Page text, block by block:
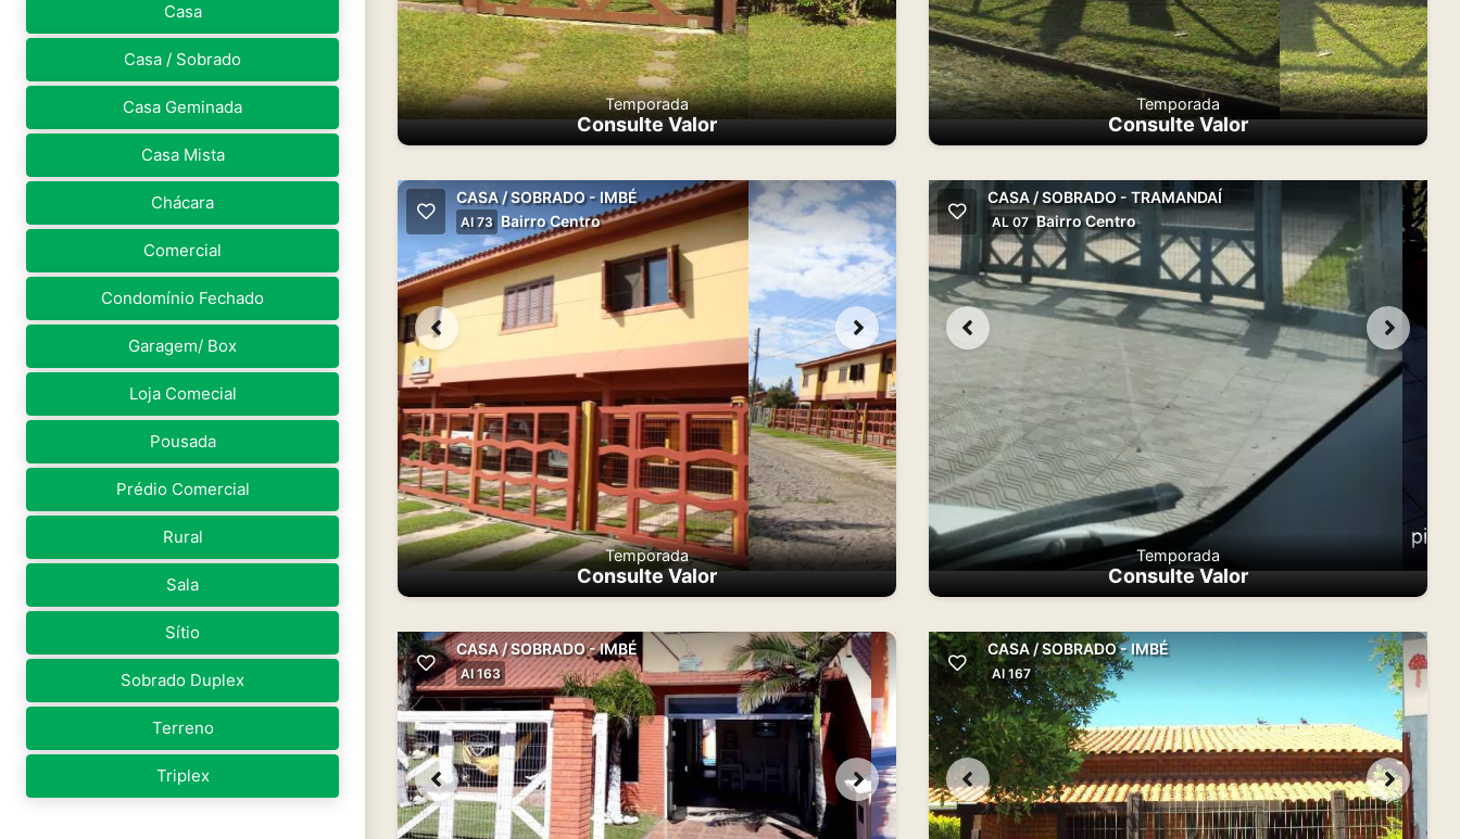
Casa
Casa / Sobrado
Casa Geminada
Casa Mista
Chácara
Comercial
Condomínio Fechado
Garagem/ Box
Loja Comecial
Pousada
Prédio Comercial
Rural
Sala
Sítio
Sobrado Duplex
Terreno
Triplex
Temporada
Consulte Valor
Temporada
Consulte Valor
CASA / SOBRADO - IMBÉ
AI 73 Bairro Centro
Temporada
Consulte Valor
CASA / SOBRADO - TRAMANDAÍ
AL 07 Bairro Centro
Temporada
Consulte Valor
CASA / SOBRADO - IMBÉ
AI 163
CASA / SOBRADO - IMBÉ
AI 167